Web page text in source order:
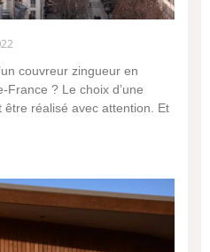
couvreur zingueur en
? Le choix d’une
réalisé avec attention. Et